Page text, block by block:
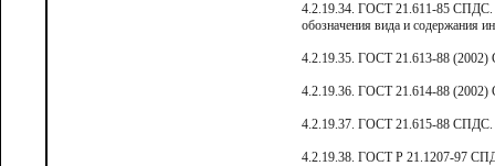
4.2.19.34. ГОСТ 21.611-85 СПДС.
обозначения вида и содержания
4.2.19.35. ГОСТ 21.613-88 (2002)
4.2.19.36. ГОСТ 21.614-88 (2002)
4.2.19.37. ГОСТ 21.615-88 СПДС.
4.2.19.38. ГОСТ Р 21.1207-97